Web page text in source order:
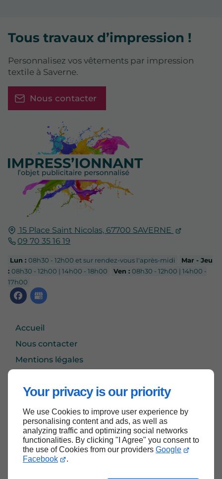
Your privacy is our priority
We use Cookies to improve user experience by
personalising content and ads, as well as
analyzing traffic and optimizing social networks
functionalities. By clicking "I Agree" you consent to
the use of Cookies from our providers Google
Facebook
.
15 Place Saint Nicolas, 67700 SAVERNE
09 70 35 16 19
Lun :08h30 - 12h00 et sur rendez-vous l'après-midi
Mar - Jeu
: 08h30 - 12h00 | 14h00 - 18h00 Ven :08h30 - 12h00 | 14h00 -
17h00
Accueil
Nous contacter
Mentions légales
Tous travaux d’impression !
Personnalisez vos vêtements par impression
textile à Saverne.
Nous contacter
Haut de page